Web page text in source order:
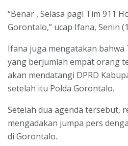
“Benar , Selasa pagi Tim 911
Gorontalo,” ucap Ifana, Senin
Ifana juga mengatakan bahwa
yang berjumlah empat orang
akan mendatangi DPRD
setelah itu Polda Gorontalo.
Setelah dua agenda tersebut,
mengadakan jumpa pers
di Gorontalo.